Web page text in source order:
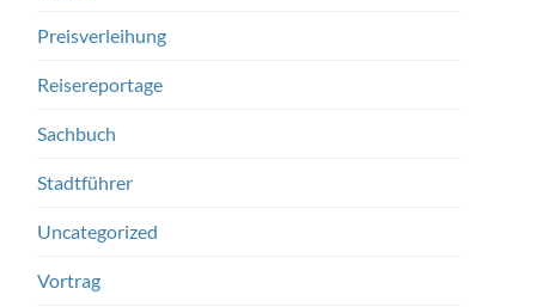
Preisverleihung
Reisereportage
Sachbuch
Stadtführer
Uncategorized
Vortrag